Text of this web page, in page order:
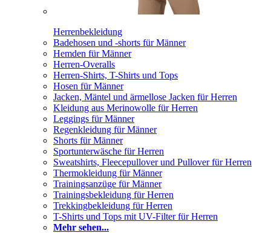
Herrenbekleidung
Badehosen und -shorts für Männer
Hemden für Männer
Herren-Overalls
Herren-Shirts, T-Shirts und Tops
Hosen für Männer
Jacken, Mäntel und ärmellose Jacken für Herren
Kleidung aus Merinowolle für Herren
Leggings für Männer
Regenkleidung für Männer
Shorts für Männer
Sportunterwäsche für Herren
Sweatshirts, Fleecepullover und Pullover für Herren
Thermokleidung für Männer
Trainingsanzüge für Männer
Trainingsbekleidung für Herren
Trekkingbekleidung für Herren
T-Shirts und Tops mit UV-Filter für Herren
Mehr sehen...